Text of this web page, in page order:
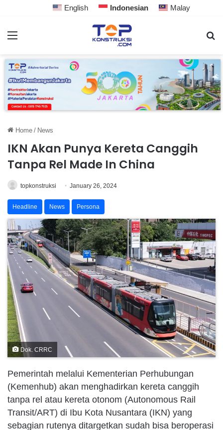
English Indonesian Malay
Home / News
IKN Akan Punya Kereta Canggih
Tanpa Rel Made In China
topkonstruksi January 26, 2024
Headline News Persona
Dok. CRRC
Pemerintah melalui Kementerian Perhubungan
(Kemenhub) akan menghadirkan kereta canggih
tanpa rel atau kereta otonom (Autonomous Rail
Transit/ART) di Ibu Kota Nusantara (IKN) yang
sebagian rutenya ditargetkan sudah bisa beroperasi